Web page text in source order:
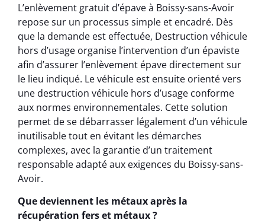
L’enlèvement gratuit d’épave à Boissy-sans-Avoir
repose sur un processus simple et encadré. Dès
que la demande est effectuée, Destruction véhicule
hors d’usage organise l’intervention d’un épaviste
afin d’assurer l’enlèvement épave directement sur
le lieu indiqué. Le véhicule est ensuite orienté vers
une destruction véhicule hors d’usage conforme
aux normes environnementales. Cette solution
permet de se débarrasser légalement d’un véhicule
inutilisable tout en évitant les démarches
complexes, avec la garantie d’un traitement
responsable adapté aux exigences du Boissy-sans-
Avoir.
Que deviennent les métaux après la
récupération fers et métaux ?